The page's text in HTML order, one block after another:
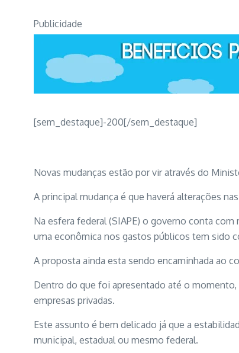
Publicidade
[sem_destaque]-200[/sem_destaque]
Novas mudanças estão por vir através do
A principal mudança é que haverá alterações
Na esfera federal (SIAPE) o governo conta
uma econômica nos gastos públicos tem sido
A proposta ainda esta sendo encaminhada ao
Dentro do que foi apresentado até o
empresas privadas.
Este assunto é bem delicado já que a
municipal, estadual ou mesmo federal.